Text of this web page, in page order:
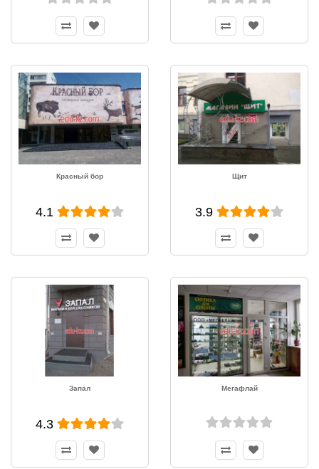
Красный бор
4.1
Щит
3.9
Запал
4.3
Мегафлай